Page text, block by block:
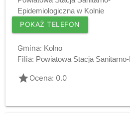
Epidemiologiczna w Kolnie
POKAŻ TELEFON
Gmina: Kolno
Filia: Powiatowa Stacja
gradeOcena: 0.0